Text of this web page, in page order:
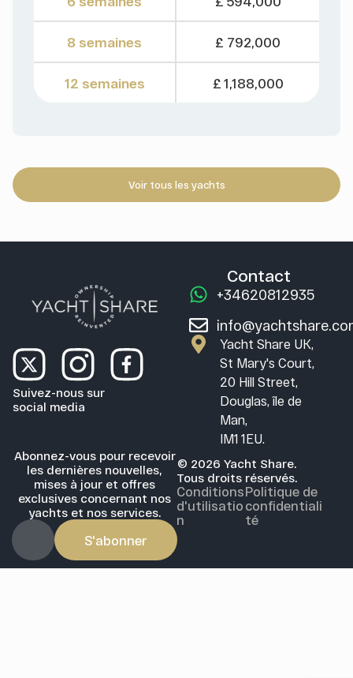
8 semaines
12 semaines
£ 792,000
£ 1,188,000
Voir tous les yachts
Suivez-nous sur
social media
Contact
+34620812935
Yacht Share UK,
St Mary's Court,
20 Hill Street,
Douglas, île de
Man,
IM1 1EU.
Abonnez-vous pour recevoir
les dernières nouvelles,
mises à jour et offres
exclusives concernant nos
yachts et nos services.
© 2026 Yacht Share.
Tous droits réservés.
Conditions
d'utilisatio
n
Politique de
confidentiali
té